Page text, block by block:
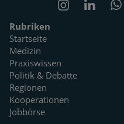
Rubriken
Startseite
Medizin
Praxiswissen
Politik & Debatte
Regionen
Kooperationen
Jobbörse